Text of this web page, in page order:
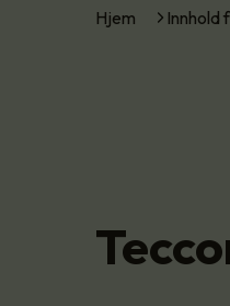
Hjem Innhold